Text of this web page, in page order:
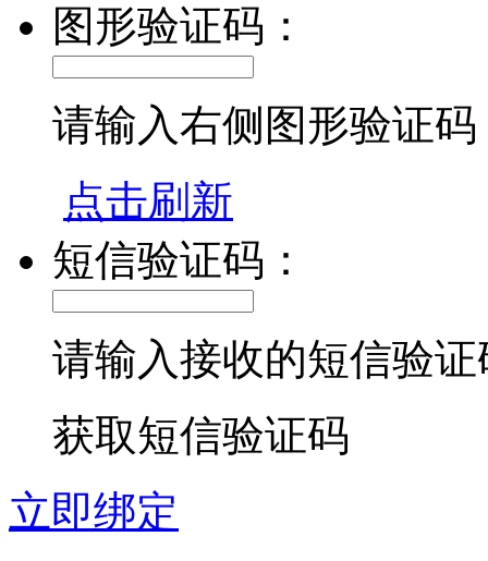
图形验证码：
请输入右侧图形验证码
点击刷新
短信验证码：
请输入接收的短信验证
获取短信验证码
立即绑定